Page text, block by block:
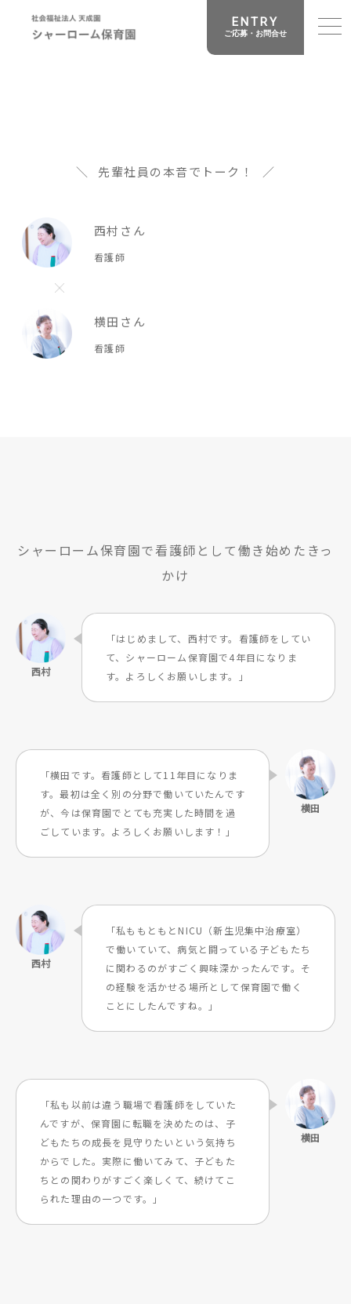
ENTRY
ご応募・お問合せ
先輩社員の本音でトーク！
西村さん
看護師
横田さん
看護師
シャーローム保育園で看護師として働き始めたきっ
かけ
「はじめまして、西村です。看護師をしてい
て、シャーローム保育園で4年目になりま
す。よろしくお願いします。」
「横田です。看護師として11年目になりま
す。最初は全く別の分野で働いていたんです
が、今は保育園でとても充実した時間を過
ごしています。よろしくお願いします！」
「私ももともとNICU（新生児集中治療室）
で働いていて、病気と闘っている子どもたち
に関わるのがすごく興味深かったんです。そ
の経験を活かせる場所として保育園で働く
ことにしたんですね。」
「私も以前は違う職場で看護師をしていた
んですが、保育園に転職を決めたのは、子
どもたちの成長を見守りたいという気持ち
からでした。実際に働いてみて、子どもた
ちとの関わりがすごく楽しくて、続けてこ
られた理由の一つです。」